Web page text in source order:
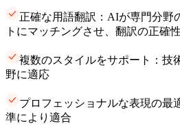
正確な用語翻訳：AIが専門分野
トにマッチングさせ、翻訳の正確
複数のスタイルをサポート：技
野に適応
プロフェッショナルな表現の最
準により適合